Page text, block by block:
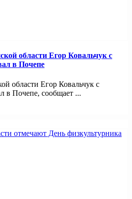
области Егор Ковальчук с
в Почепе
области Егор Ковальчук с
в Почепе, сообщает ...